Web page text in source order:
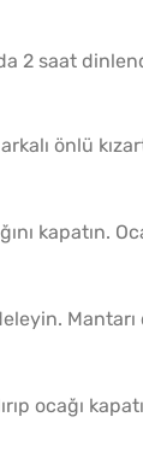
2 saat
önlü
kapatın.
ocağı